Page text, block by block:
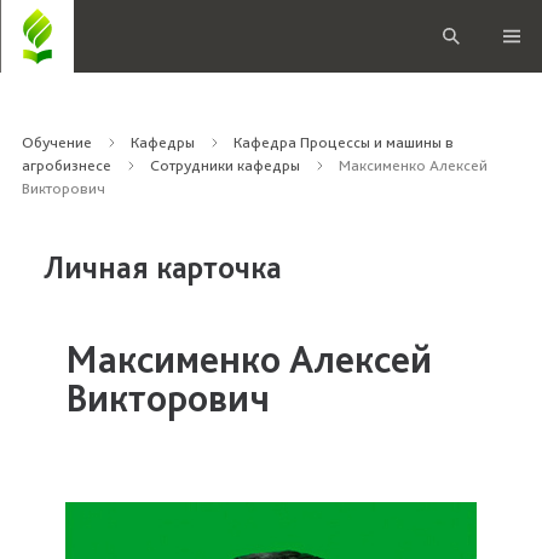
Обучение Кафедры
Кафедра Процессы и машины в
агробизнесе
Сотрудники кафедры
Максименко Алексей
Викторович
Личная карточка
Максименко Алексей
Викторович